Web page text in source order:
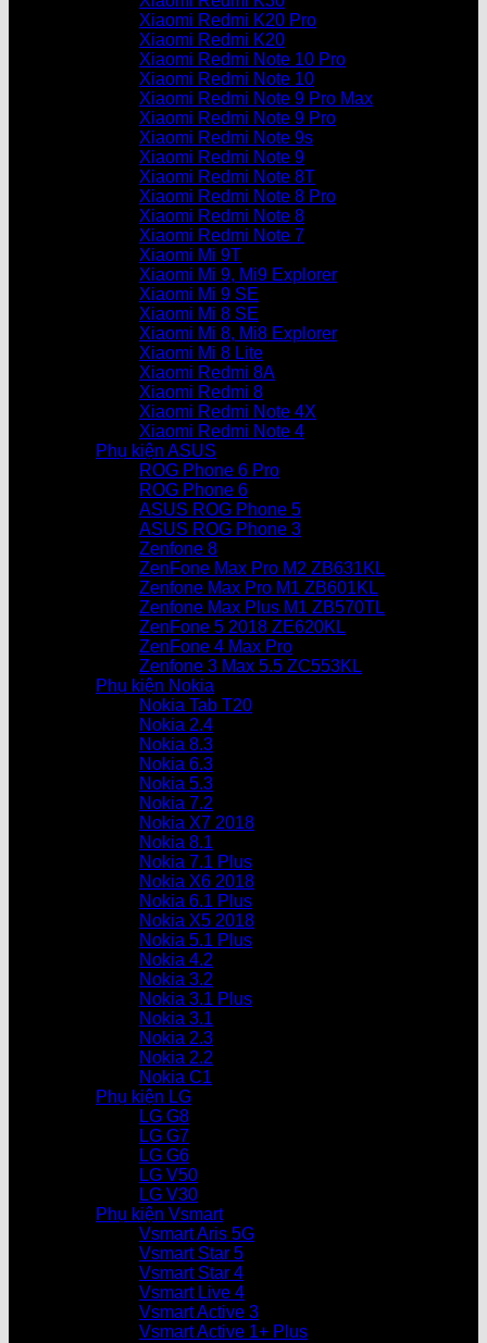
Xiaomi Redmi K20 Pro
Xiaomi Redmi K20
Xiaomi Redmi Note 10 Pro
Xiaomi Redmi Note 10
Xiaomi Redmi Note 9 Pro Max
Xiaomi Redmi Note 9 Pro
Xiaomi Redmi Note 9s
Xiaomi Redmi Note 9
Xiaomi Redmi Note 8T
Xiaomi Redmi Note 8 Pro
Xiaomi Redmi Note 8
Xiaomi Redmi Note 7
Xiaomi Mi 9T
Xiaomi Mi 9, Mi9 Explorer
Xiaomi Mi 9 SE
Xiaomi Mi 8 SE
Xiaomi Mi 8, Mi8 Explorer
Xiaomi Mi 8 Lite
Xiaomi Redmi 8A
Xiaomi Redmi 8
Xiaomi Redmi Note 4X
Xiaomi Redmi Note 4
Phụ kiện ASUS
ROG Phone 6 Pro
ROG Phone 6
ASUS ROG Phone 5
ASUS ROG Phone 3
Zenfone 8
ZenFone Max Pro M2 ZB631KL
Zenfone Max Pro M1 ZB601KL
Zenfone Max Plus M1 ZB570TL
ZenFone 5 2018 ZE620KL
ZenFone 4 Max Pro
Zenfone 3 Max 5.5 ZC553KL
Phụ kiện Nokia
Nokia Tab T20
Nokia 2.4
Nokia 8.3
Nokia 6.3
Nokia 5.3
Nokia 7.2
Nokia X7 2018
Nokia 8.1
Nokia 7.1 Plus
Nokia X6 2018
Nokia 6.1 Plus
Nokia X5 2018
Nokia 5.1 Plus
Nokia 4.2
Nokia 3.2
Nokia 3.1 Plus
Nokia 3.1
Nokia 2.3
Nokia 2.2
Nokia C1
Phụ kiện LG
LG G8
LG G7
LG G6
LG V50
LG V30
Phụ kiện Vsmart
Vsmart Aris 5G
Vsmart Star 5
Vsmart Star 4
Vsmart Live 4
Vsmart Active 3
Vsmart Active 1+ Plus